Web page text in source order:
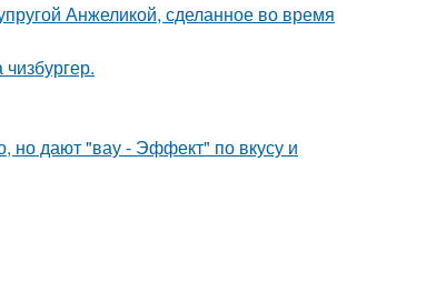
Анжеликой, сделанное во время
но дают "вау - Эффект" по вкусу и